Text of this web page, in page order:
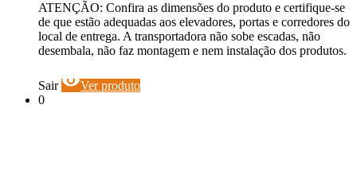
ATENÇÃO: Confira as dimensões do produto e certifique-se
de que estão adequadas aos elevadores, portas e corredores do
local de entrega. A transportadora não sobe escadas, não
desembala, não faz montagem e nem instalação dos produtos.
Sair visibilityVer produto
0